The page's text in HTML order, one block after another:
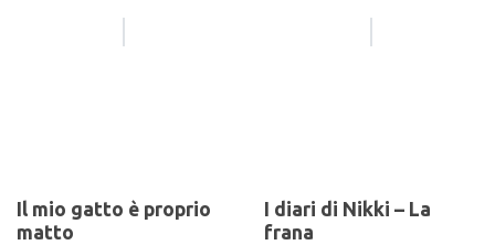
Il mio gatto è proprio
matto
I diari di Nikki – La
frana